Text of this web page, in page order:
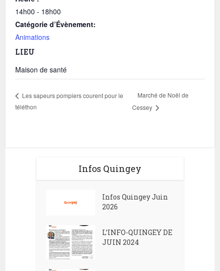
14h00 - 18h00
Catégorie d’Évènement:
Animations
LIEU
Maison de santé
Les sapeurs pompiers courent pour le
téléthon
Marché de Noël de
Cessey
Infos Quingey
Infos Quingey Juin
2026
L’INFO-QUINGEY DE
JUIN 2024